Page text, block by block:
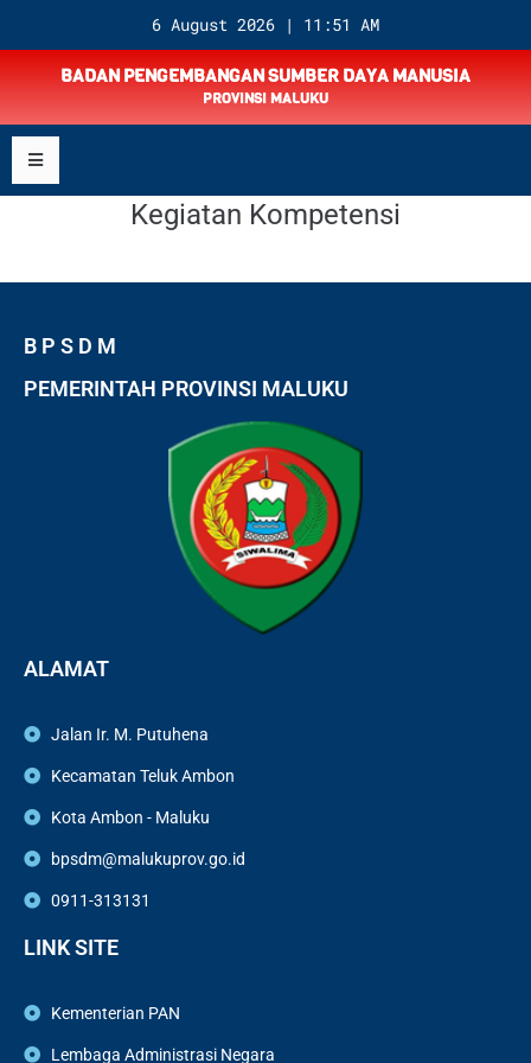
6 August 2026 | 11:51 AM
BADAN PENGEMBANGAN SUMBER DAYA MANUSIA
PROVINSI MALUKU
Kegiatan Kompetensi
B P S D M
PEMERINTAH PROVINSI MALUKU
ALAMAT
Jalan Ir. M. Putuhena
Kecamatan Teluk Ambon
Kota Ambon - Maluku
bpsdm@malukuprov.go.id
0911-313131
LINK SITE
Kementerian PAN
Lembaga Administrasi Negara